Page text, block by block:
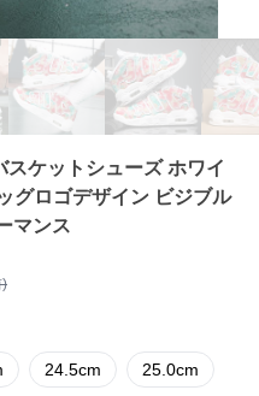
スケットシューズ ホワイ
グロゴデザイン ビジブル
マンス
24.5cm 25.0cm